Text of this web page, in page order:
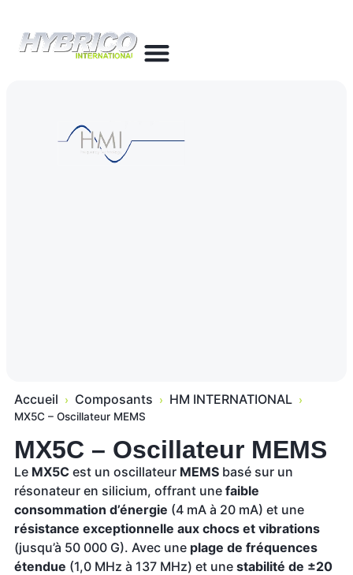
Accueil › Composants › HM INTERNATIONAL ›
MX5C – Oscillateur MEMS
MX5C – Oscillateur MEMS
Le MX5C est un oscillateur MEMS basé sur un
résonateur en silicium, offrant une faible
consommation d’énergie (4 mA à 20 mA) et une
résistance exceptionnelle aux chocs et vibrations
(jusqu’à 50 000 G). Avec une plage de fréquences
étendue (1,0 MHz à 137 MHz) et une stabilité de ±20